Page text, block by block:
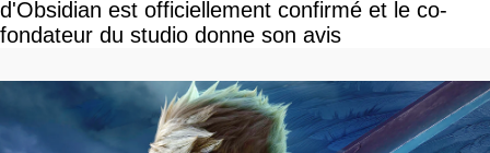
d'Obsidian est officiellement confirmé et le co-
fondateur du studio donne son avis